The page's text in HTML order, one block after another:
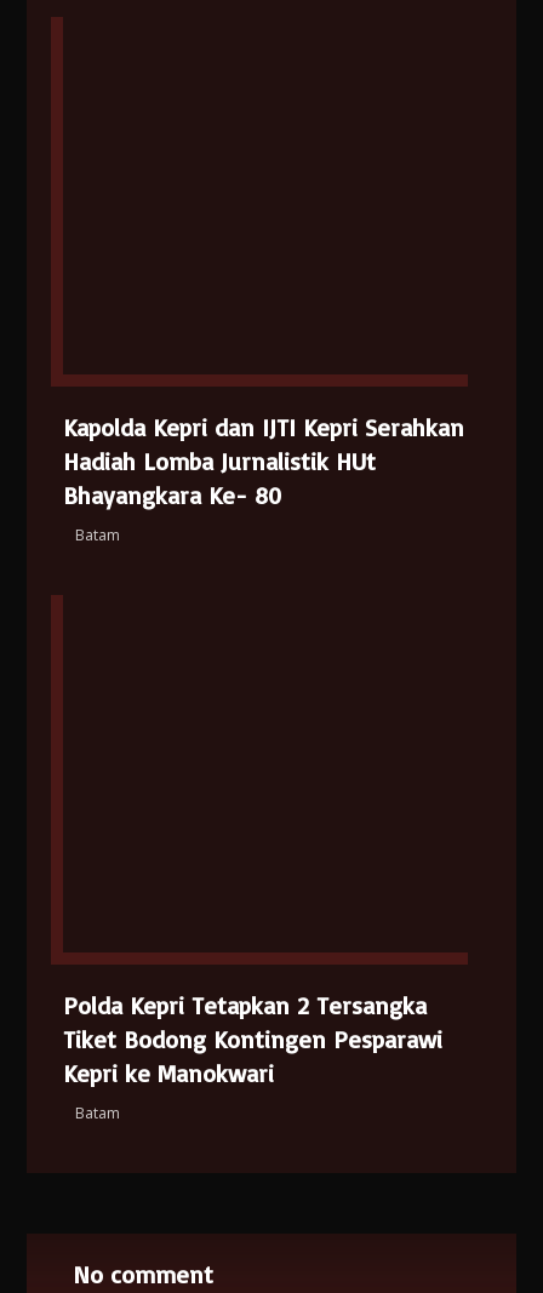
Kapolda Kepri dan IJTI Kepri Serahkan
Hadiah Lomba Jurnalistik HUt
Bhayangkara Ke- 80
Batam
Polda Kepri Tetapkan 2 Tersangka
Tiket Bodong Kontingen Pesparawi
Kepri ke Manokwari
Batam
No comment